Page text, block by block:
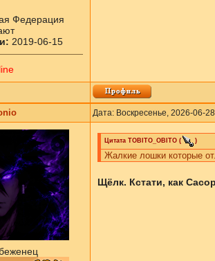
Федерация
2019-06-15
Дата: Воскресенье, 2026-06-
Цитата ТОBITO_OBITO( )
Жалкие лошки которые
Щёлк. Кстати, как